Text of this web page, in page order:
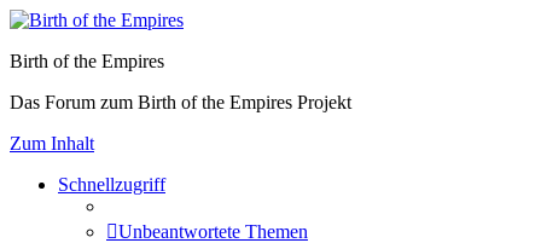
Birth of the Empires
Das Forum zum Birth of the Empires Projekt
Zum Inhalt
Schnellzugriff
Unbeantwortete Themen